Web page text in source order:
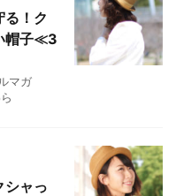
る！ク
帽子≪3
マガ
シャっ